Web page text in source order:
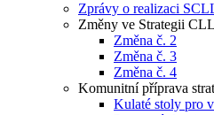
Zprávy o realizaci
Změny ve Strategii
Změna č. 2
Změna č. 3
Změna č. 4
Komunitní příprava
Kulaté stoly pro